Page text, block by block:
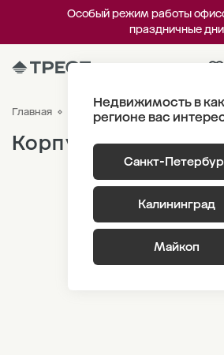
Особый режим работы
праздничные дни
Недвижимость в
регионе вас
Санкт-
Калининград
Майкоп
Главная ЖК «Наука»
Корпус 5